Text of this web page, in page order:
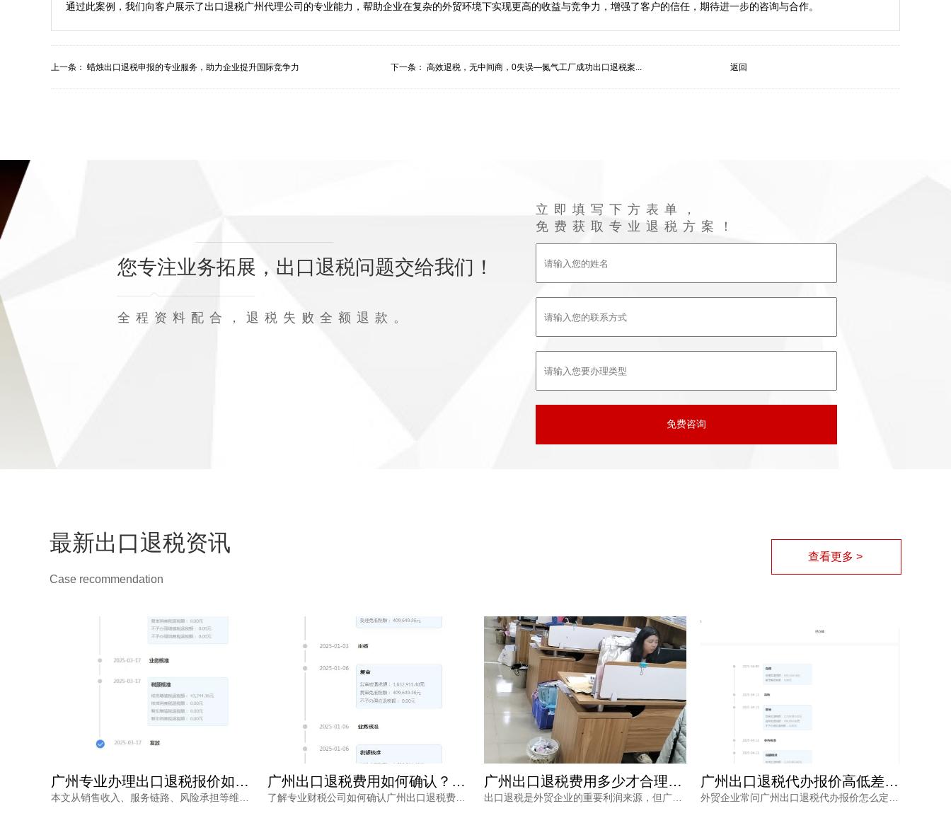
通过此案例，我们向客户展示了出口退税广州代理公司的专业能力，帮助企业在复杂的外贸环境下实现更高的收益与竞争力，增强了客户的信任，期待进一步的咨询与合作。
上一条： 蜡烛出口退税申报的专业服务，助力企业提升国际竞争力 下一条： 高效退税，无中间商，0失误—氮气工厂成功出口退税案... 返回
您专注业务拓展，出口退税问题交给我们！
全程资料配合，退税失败全额退款。
立即填写下方表单，
免费获取专业退税方案！
最新出口退税资讯
Case recommendation
查看更多 >
广州专业办理出口退税报价如何确定？看完不再被低价套路 广州出口退税费用如何确认？专业财税公司根据什么定价？ 广州出口退税费用多少才合理？别让隐形收费拖垮你的利润 广州出口退税代办报价高低差在哪？从失败退款看真实价值